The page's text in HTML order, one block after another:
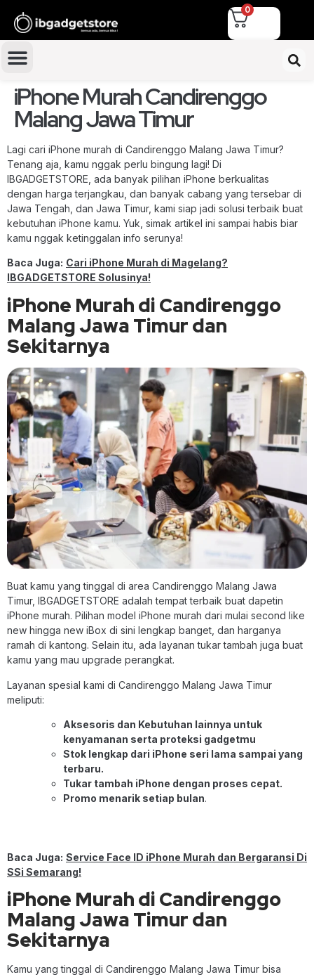
0
iPhone Murah Candirenggo
Malang Jawa Timur
Lagi cari iPhone murah di Candirenggo Malang Jawa Timur?
Tenang aja, kamu nggak perlu bingung lagi! Di
IBGADGETSTORE, ada banyak pilihan iPhone berkualitas
dengan harga terjangkau, dan banyak cabang yang tersebar di
Jawa Tengah, dan Jawa Timur, kami siap jadi solusi terbaik buat
kebutuhan iPhone kamu. Yuk, simak artikel ini sampai habis biar
kamu nggak ketinggalan info serunya!
Baca Juga: Cari iPhone Murah di Magelang?
IBGADGETSTORE Solusinya!
iPhone Murah di Candirenggo
Malang Jawa Timur dan
Sekitarnya
Buat kamu yang tinggal di area Candirenggo Malang Jawa
Timur, IBGADGETSTORE adalah tempat terbaik buat dapetin
iPhone murah. Pilihan model iPhone murah dari mulai second like
new hingga new iBox di sini lengkap banget, dan harganya
ramah di kantong. Selain itu, ada layanan tukar tambah juga buat
kamu yang mau upgrade perangkat.
Layanan spesial kami di Candirenggo Malang Jawa Timur
meliputi:
Aksesoris dan Kebutuhan lainnya untuk
kenyamanan serta proteksi gadgetmu
Stok lengkap dari iPhone seri lama sampai yang
terbaru.
Tukar tambah iPhone dengan proses cepat.
Promo menarik setiap bulan.
Baca Juga: Service Face ID iPhone Murah dan Bergaransi Di
SSi Semarang!
iPhone Murah di Candirenggo
Malang Jawa Timur dan
Sekitarnya
Kamu yang tinggal di Candirenggo Malang Jawa Timur bisa